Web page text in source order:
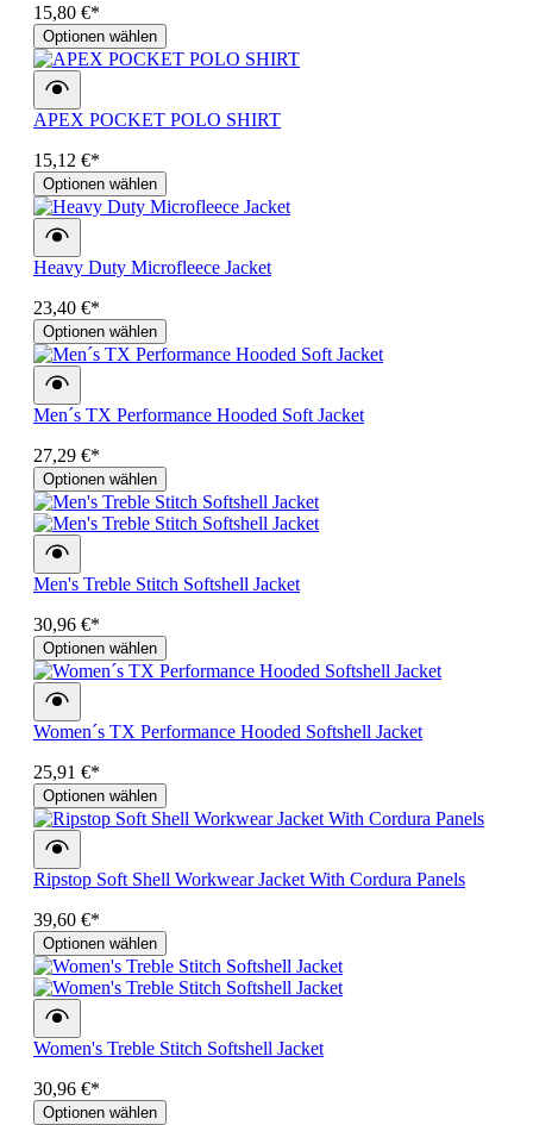
15,80 €*
Optionen wählen
APEX POCKET POLO SHIRT
15,12 €*
Optionen wählen
Heavy Duty Microfleece Jacket
23,40 €*
Optionen wählen
Men´s TX Performance Hooded Soft Jacket
27,29 €*
Optionen wählen
Men's Treble Stitch Softshell Jacket
30,96 €*
Optionen wählen
Women´s TX Performance Hooded Softshell Jacket
25,91 €*
Optionen wählen
Ripstop Soft Shell Workwear Jacket With Cordura Panels
39,60 €*
Optionen wählen
Women's Treble Stitch Softshell Jacket
30,96 €*
Optionen wählen